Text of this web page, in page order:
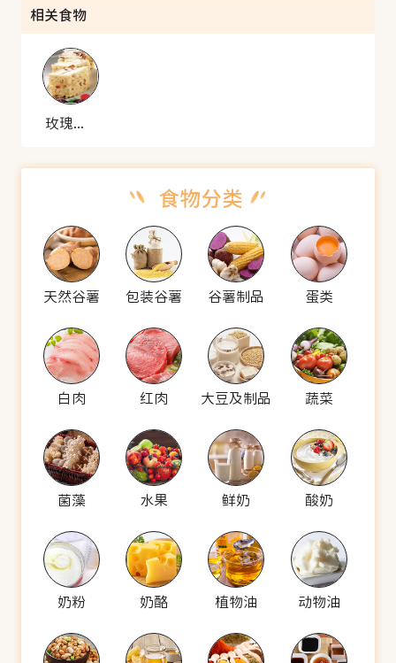
相关食物
玫瑰猪油赤豆糕
天然谷薯 包装谷薯 谷薯制品 蛋类
白肉 红肉 大豆及制品 蔬菜
菌藻 水果 鲜奶 酸奶
奶粉 奶酪 植物油 动物油